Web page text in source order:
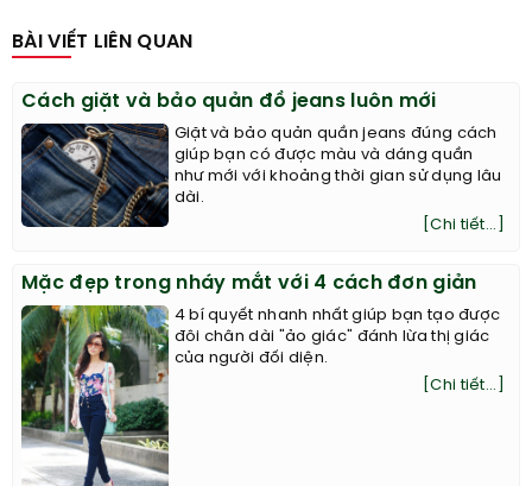
BÀI VIẾT LIÊN QUAN
Cách giặt và bảo quản đồ jeans luôn mới
Giặt và bảo quản quần jeans đúng cách
giúp bạn có được màu và dáng quần
như mới với khoảng thời gian sử dụng lâu
dài.
[Chi tiết...]
Mặc đẹp trong nháy mắt với 4 cách đơn giản
4 bí quyết nhanh nhất giúp bạn tạo được
đôi chân dài "ảo giác" đánh lừa thị giác
của người đối diện.
[Chi tiết...]